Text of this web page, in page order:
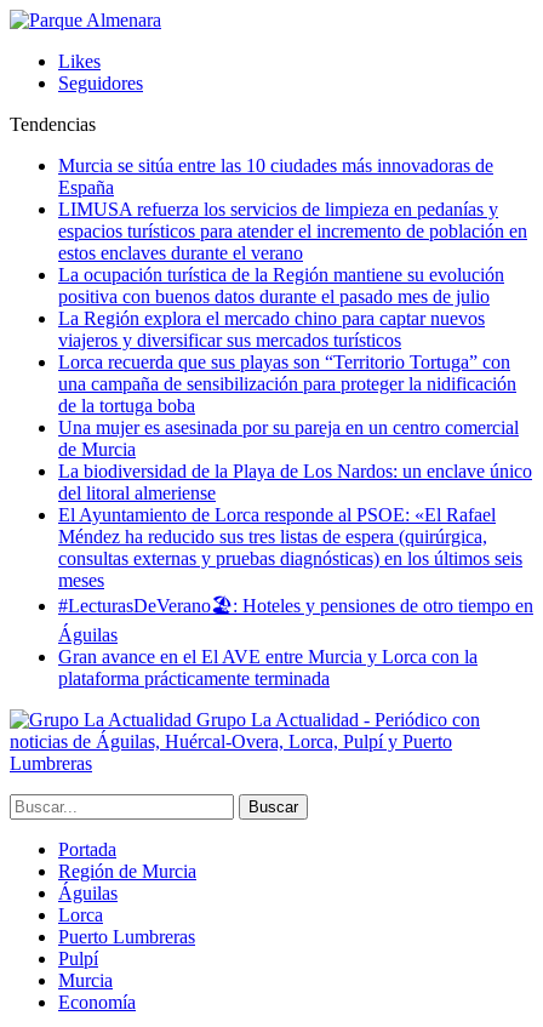
Likes
Seguidores
Tendencias
Murcia se sitúa entre las 10 ciudades más innovadoras de
España
LIMUSA refuerza los servicios de limpieza en pedanías y
espacios turísticos para atender el incremento de población en
estos enclaves durante el verano
La ocupación turística de la Región mantiene su evolución
positiva con buenos datos durante el pasado mes de julio
La Región explora el mercado chino para captar nuevos
viajeros y diversificar sus mercados turísticos
Lorca recuerda que sus playas son “Territorio Tortuga” con
una campaña de sensibilización para proteger la nidificación
de la tortuga boba
Una mujer es asesinada por su pareja en un centro comercial
de Murcia
La biodiversidad de la Playa de Los Nardos: un enclave único
del litoral almeriense
El Ayuntamiento de Lorca responde al PSOE: «El Rafael
Méndez ha reducido sus tres listas de espera (quirúrgica,
consultas externas y pruebas diagnósticas) en los últimos seis
meses
#LecturasDeVerano🏖: Hoteles y pensiones de otro tiempo en
Águilas
Gran avance en el El AVE entre Murcia y Lorca con la
plataforma prácticamente terminada
Grupo La Actualidad - Periódico con
noticias de Águilas, Huércal-Overa, Lorca, Pulpí y Puerto
Lumbreras
Portada
Región de Murcia
Águilas
Lorca
Puerto Lumbreras
Pulpí
Murcia
Economía